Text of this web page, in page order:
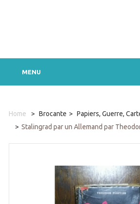
MENU
Home > Brocante > Papiers, Guerre,
> Stalingrad par un Allemand par